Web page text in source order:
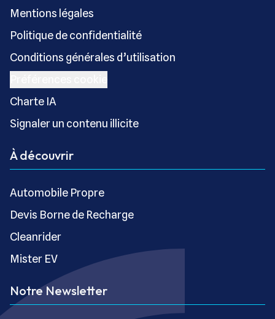
Mentions légales
Politique de confidentialité
Conditions générales d’utilisation
Charte IA
Signaler un contenu illicite
À découvrir
Automobile Propre
Devis Borne de Recharge
Cleanrider
Mister EV
Notre Newsletter